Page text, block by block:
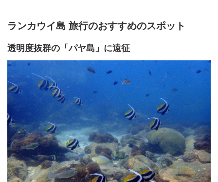
ランカウイ島 旅行のおすすめのスポット
透明度抜群の「パヤ島」に遠征